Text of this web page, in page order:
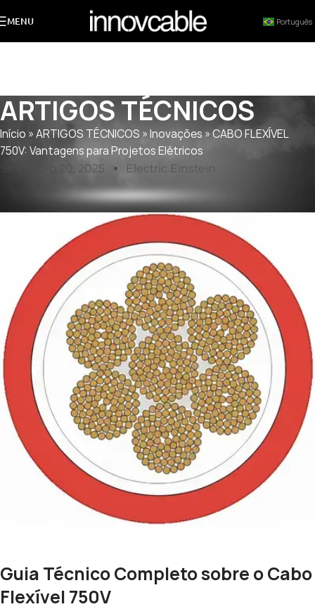
MENU Português
ARTIGOS TÉCNICOS
Início »ARTIGOS TÉCNICOS »Inovações »CABO FLEXÍVEL
750V: Vantagens para Projetos Elétricos
Setembro 20, 2025 Electric Einstein
Guia Técnico Completo sobre o Cabo
Flexível 750V